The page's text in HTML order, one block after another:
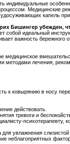
индивидуальные
Медицинские
капель
Бишингер убежден,
собой идеальный
важность
медицинское
методами лечения,
к ковырянию в носу
действовать.
тревоги и
увлажнения слизистой
неблагоприятных